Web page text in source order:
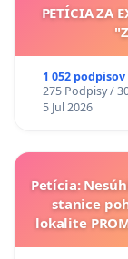
PETÍCIA ZA
1 052 podpisov
275 Podpisy /
5 Jul 2026
Petícia:
stanice
lokalite